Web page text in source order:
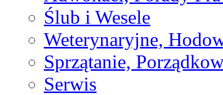
Ślub i Wesele
Weterynaryjne,
Sprzątanie,
Serwis